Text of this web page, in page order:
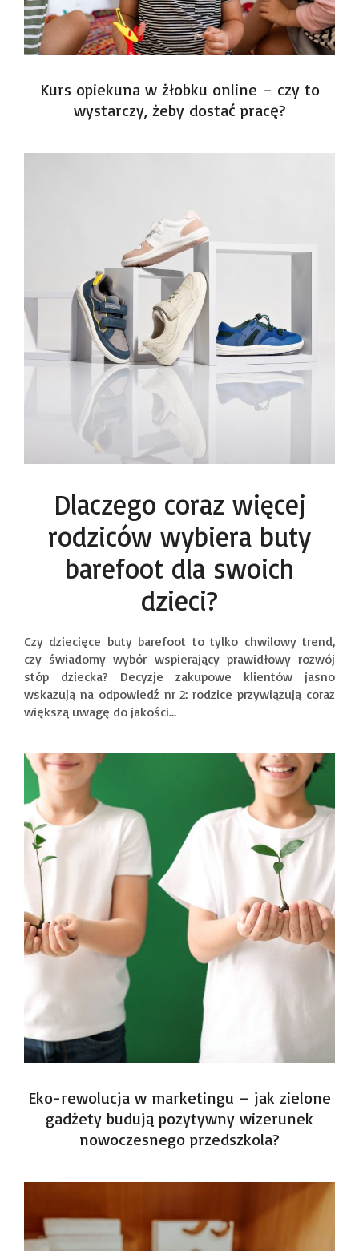
Kurs opiekuna w żłobku online – czy to
wystarczy, żeby dostać pracę?
Dlaczego coraz więcej
rodziców wybiera buty
barefoot dla swoich
dzieci?
Czy dziecięce buty barefoot to tylko chwilowy trend,
czy świadomy wybór wspierający prawidłowy rozwój
stóp dziecka? Decyzje zakupowe klientów jasno
wskazują na odpowiedź nr 2: rodzice przywiązują coraz
większą uwagę do jakości…
Eko-rewolucja w marketingu – jak zielone
gadżety budują pozytywny wizerunek
nowoczesnego przedszkola?